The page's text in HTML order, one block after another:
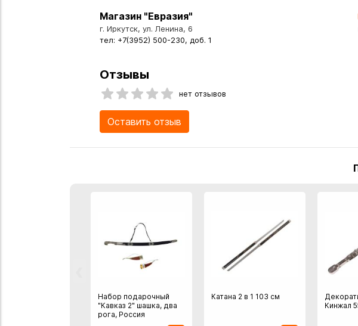
Магазин "Евразия"
г. Иркутск, ул. Ленина, 6
тел: +7(3952) 500-230, доб. 1
Отзывы
нет отзывов
Оставить отзыв
Набор подарочный
"Кавказ 2" шашка, два
рога, Россия
Катана 2 в 1 103 см
Кинжал